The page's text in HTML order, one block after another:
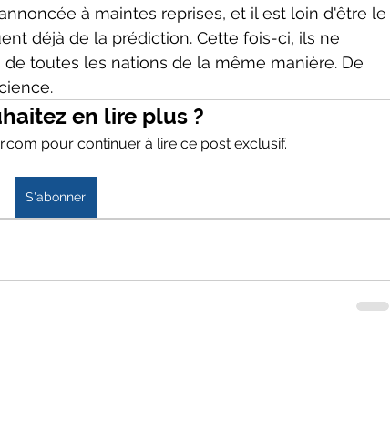
à maintes reprises, et il est loin d'être le
déjà de la prédiction. Cette fois-ci, ils ne
toutes les nations de la même manière. De
en lire plus ?
pour continuer à lire ce post exclusif.
S'abonner